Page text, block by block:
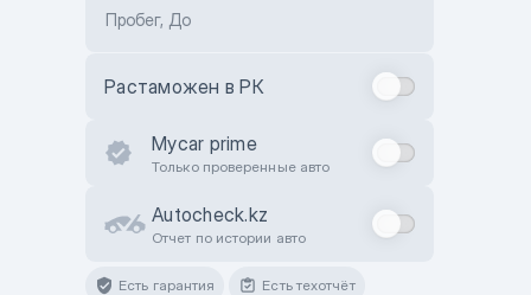
Пробег, До
Растаможен в РК
Mycar prime
Только проверенные авто
Autocheck.kz
Отчет по истории авто
Есть гарантия Есть техотчёт